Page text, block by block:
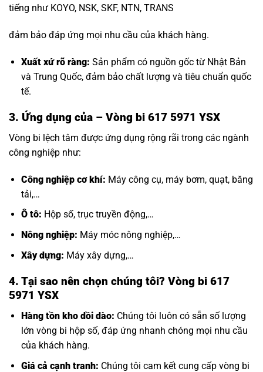
tiếng như KOYO, NSK, SKF, NTN, TRANS
đảm bảo đáp ứng mọi nhu cầu của khách hàng.
Xuất xứ rõ ràng: Sản phẩm có nguồn gốc từ Nhật Bản
và Trung Quốc, đảm bảo chất lượng và tiêu chuẩn quốc
tế.
3. Ứng dụng của – Vòng bi 617 5971 YSX
Vòng bi lệch tâm được ứng dụng rộng rãi trong các ngành
công nghiệp như:
Công nghiệp cơ khí: Máy công cụ, máy bơm, quạt, băng
tải,…
Ô tô: Hộp số, trục truyền động,…
Nông nghiệp: Máy móc nông nghiệp,…
Xây dựng: Máy xây dựng,…
4. Tại sao nên chọn chúng tôi? Vòng bi 617
5971 YSX
Hàng tồn kho dồi dào: Chúng tôi luôn có sẵn số lượng
lớn vòng bi hộp số, đáp ứng nhanh chóng mọi nhu cầu
của khách hàng.
Giá cả cạnh tranh: Chúng tôi cam kết cung cấp vòng bi